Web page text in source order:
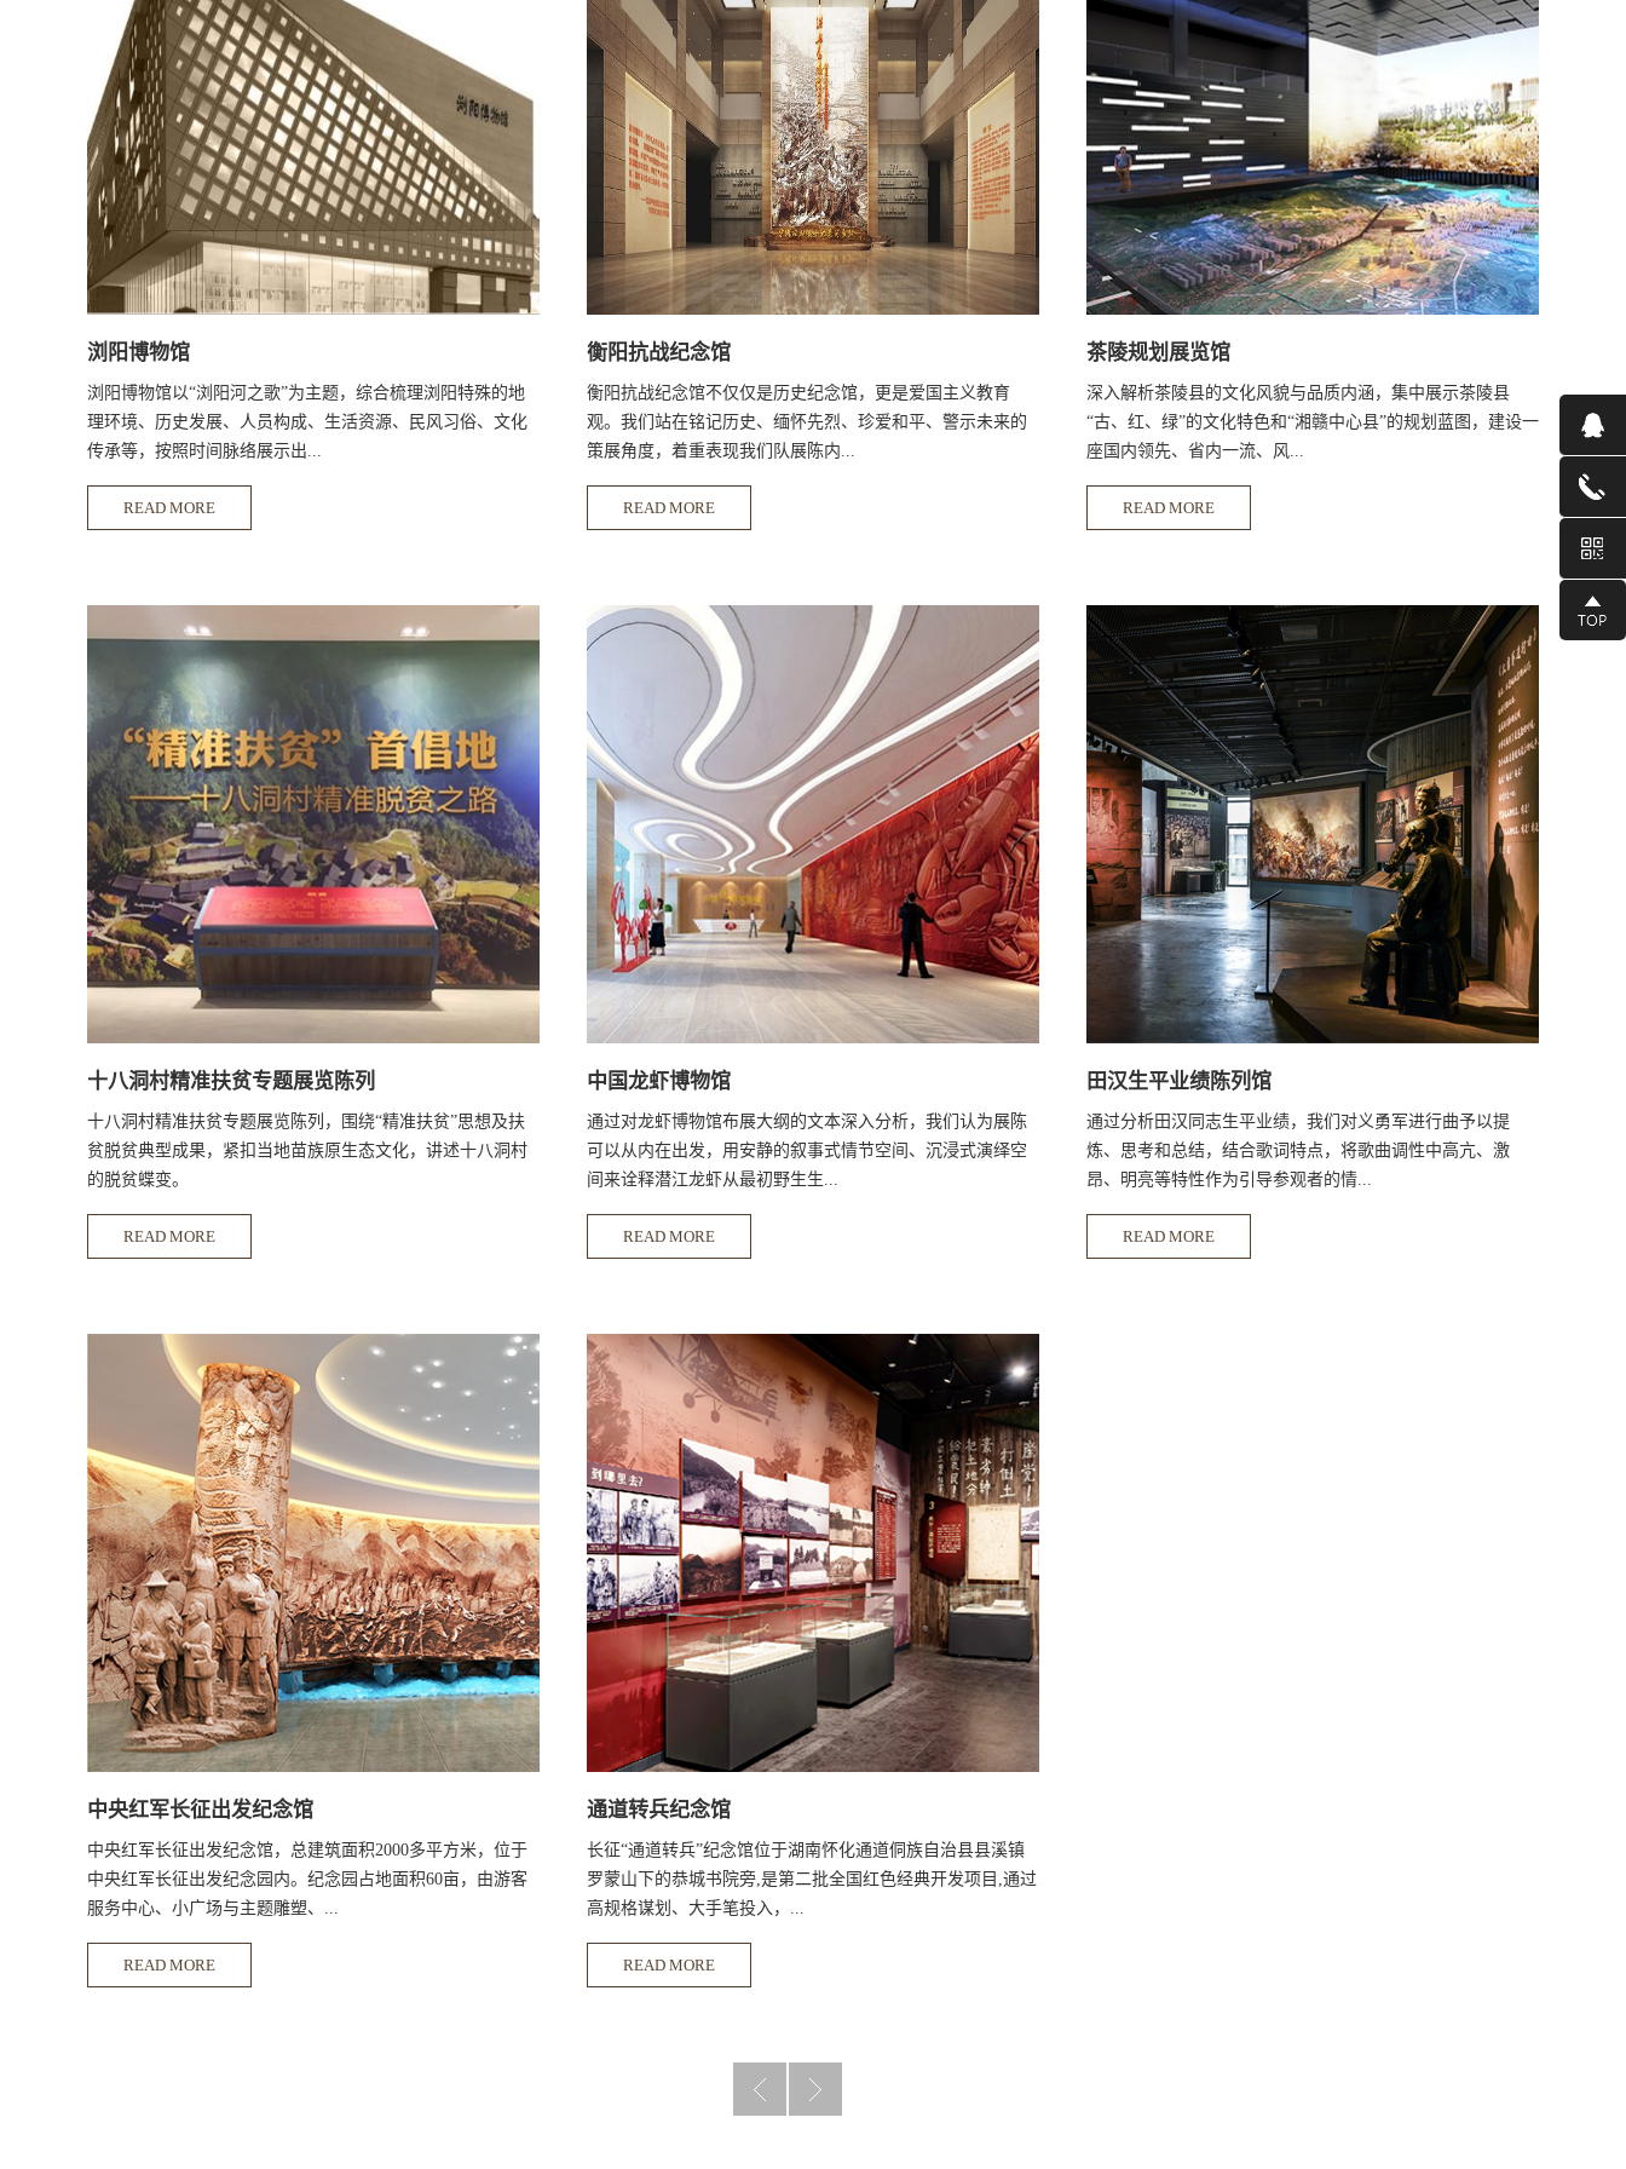
浏阳博物馆
浏阳博物馆以“浏阳河之歌”为主题，综合梳理浏阳特殊的地
理环境、历史发展、人员构成、生活资源、民风习俗、文化
传承等，按照时间脉络展示出...
色”，采用文物组合陈列、创意艺术造型、VR虚拟现实、幻
影成像、艺术雕塑、场景还原、互动体验等多种展示手法，
将实物按时代的空间关系进行组合场景再现，让观众产生身
临其境之感，真正让文物“活”起来。 丰富多彩的艺术语言和
展陈语言，强烈的艺术感染力，恰当适当的多媒体技术应
用，形象深刻地揭示了浏阳博物馆的陈列主题和内涵，将成
为本地民众、外地游客了解浏阳历史文化的形象窗口，以及
广大青少年乡土教育、爱国主义教育的重要基地。
READ MORE
衡阳抗战纪念馆
衡阳抗战纪念馆不仅仅是历史纪念馆，更是爱国主义教育
观。我们站在铭记历史、缅怀先烈、珍爱和平、警示未来的
策展角度，着重表现我们队展陈内...
READ MORE
茶陵规划展览馆
深入解析茶陵县的文化风貌与品质内涵，集中展示茶陵县
“古、红、绿”的文化特色和“湘赣中心县”的规划蓝图，建设一
座国内领先、省内一流、风...
READ MORE
十八洞村精准扶贫专题展览陈列
十八洞村精准扶贫专题展览陈列，围绕“精准扶贫”思想及扶
贫脱贫典型成果，紧扣当地苗族原生态文化，讲述十八洞村
的脱贫蝶变。
READ MORE
中国龙虾博物馆
通过对龙虾博物馆布展大纲的文本深入分析，我们认为展陈
可以从内在出发，用安静的叙事式情节空间、沉浸式演绎空
间来诠释潜江龙虾从最初野生生...
READ MORE
田汉生平业绩陈列馆
通过分析田汉同志生平业绩，我们对义勇军进行曲予以提
炼、思考和总结，结合歌词特点，将歌曲调性中高亢、激
昂、明亮等特性作为引导参观者的情...
READ MORE
中央红军长征出发纪念馆
中央红军长征出发纪念馆，总建筑面积2000多平方米，位于
中央红军长征出发纪念园内。纪念园占地面积60亩，由游客
服务中心、小广场与主题雕塑、...
READ MORE
通道转兵纪念馆
长征“通道转兵”纪念馆位于湖南怀化通道侗族自治县县溪镇
罗蒙山下的恭城书院旁,是第二批全国红色经典开发项目,通过
高规格谋划、大手笔投入，...
地位和作用，把毛泽东实事求是、追求真理的精神用到现在
的社会主义建设中。
READ MORE